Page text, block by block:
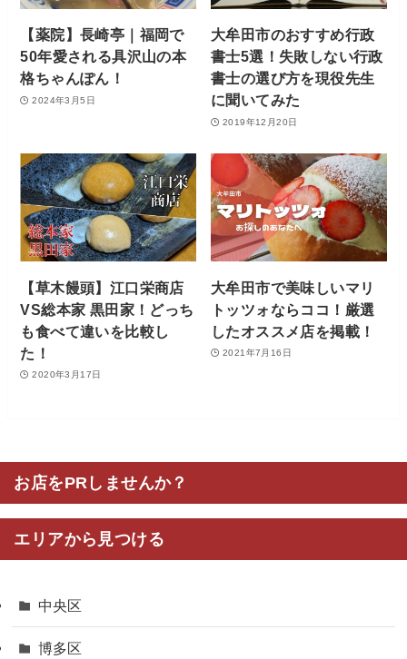
【薬院】長崎亭｜福岡で
50年愛される具沢山の本
格ちゃんぽん！
2024年3月5日
大牟田市のおすすめ行政
書士5選！失敗しない行政
書士の選び方を現役先生
に聞いてみた
2019年12月20日
【草木饅頭】江口栄商店
VS総本家 黒田家！どっち
も食べて違いを比較し
た！
2020年3月17日
大牟田市で美味しいマリ
トッツォならココ！厳選
したオススメ店を掲載！
2021年7月16日
お店をPRしませんか？
エリアから見つける
中央区
博多区